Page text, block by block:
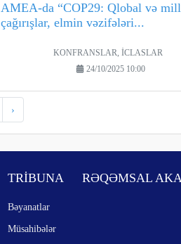
AMEA-da “COP29: Qlobal və
çağırışlar, elmin vəzifələri...
KONFRANSLAR, İCLASLAR
24/10/2025 10:00
›
TRİBUNA
Bəyanatlar
Müsahibələr
RƏQƏMSAL